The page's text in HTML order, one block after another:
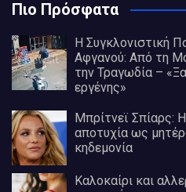
Πιο Πρόσφατα
Η Συγκλονιστική
Αφγανού: Από τη
την Τραγωδία –
εργένης»
Μπρίτνεϊ Σπίαρς:
αποτυχία ως
κηδεμονία
Καλοκαίρι και